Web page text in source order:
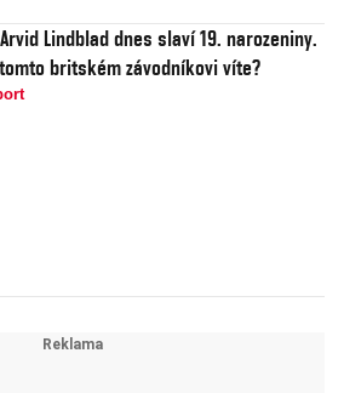
Lindblad dnes slaví 19. narozeniny.
britském závodníkovi víte?